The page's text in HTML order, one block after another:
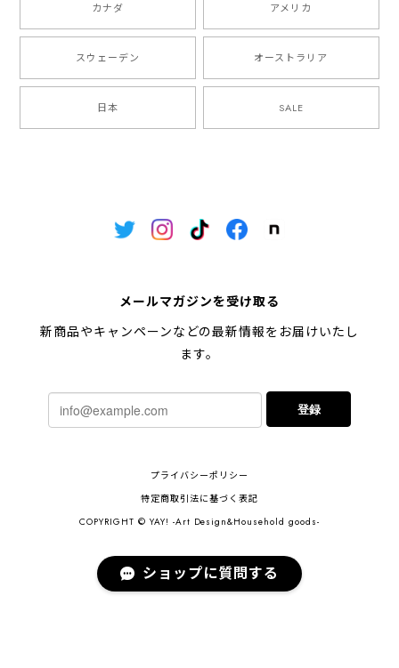
カナダ アメリカ
スウェーデン オーストラリア
日本 SALE
メールマガジンを受け取る
新商品やキャンペーンなどの最新情報をお届けいたし
ます。
登録
プライバシーポリシー
特定商取引法に基づく表記
COPYRIGHT © YAY! -Art Design&Household goods-
ショップに質問する